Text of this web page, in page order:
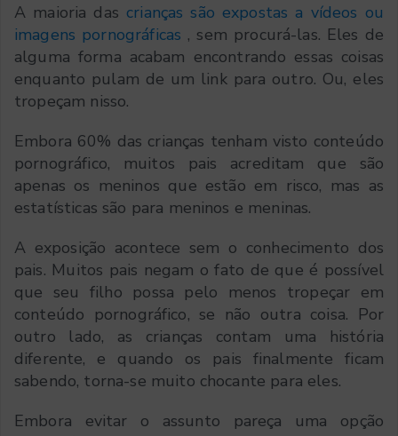
A maioria das crianças são expostas a vídeos ou
imagens pornográficas , sem procurá-las. Eles de
alguma forma acabam encontrando essas coisas
enquanto pulam de um link para outro. Ou, eles
tropeçam nisso.
Embora 60% das crianças tenham visto conteúdo
pornográfico, muitos pais acreditam que são
apenas os meninos que estão em risco, mas as
estatísticas são para meninos e meninas.
A exposição acontece sem o conhecimento dos
pais. Muitos pais negam o fato de que é possível
que seu filho possa pelo menos tropeçar em
conteúdo pornográfico, se não outra coisa. Por
outro lado, as crianças contam uma história
diferente, e quando os pais finalmente ficam
sabendo, torna-se muito chocante para eles.
Embora evitar o assunto pareça uma opção